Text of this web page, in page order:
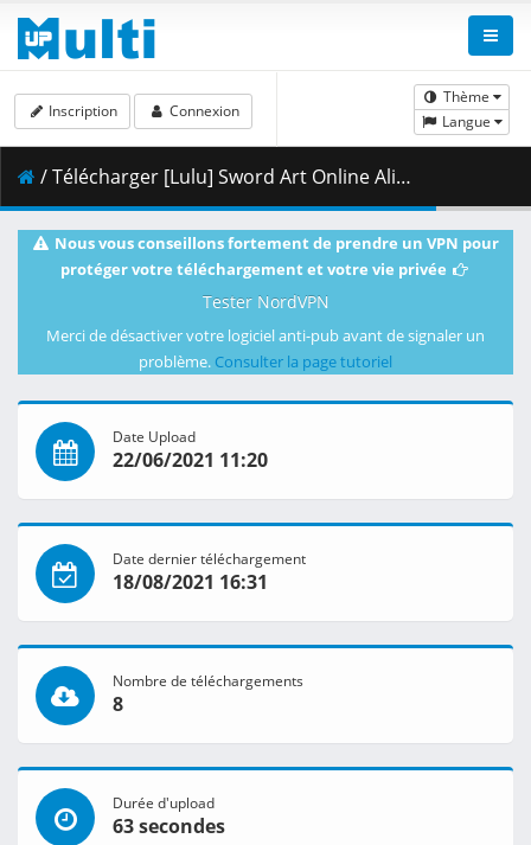
Thème
Langue
Inscription Connexion
/ Télécharger [Lulu] Sword Art Online Alicization - War of Underworld - 05 [BD 1080p Hi10 FLAC][Dual-Audio] .mkv.003 ( 471.48 MB )
Nous vous conseillons fortement de prendre un VPN pour
protéger votre téléchargement et votre vie privée
Tester NordVPN
Merci de désactiver votre logiciel anti-pub avant de signaler un
problème. Consulter la page tutoriel
Date Upload
22/06/2021 11:20
Date dernier téléchargement
18/08/2021 16:31
Nombre de téléchargements
8
Durée d'upload
63 secondes